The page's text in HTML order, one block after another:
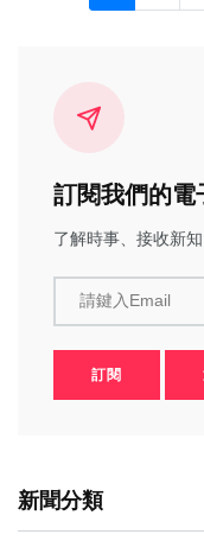
訂閱我們的電
了解時事、接收新
請鍵入Email
訂閱
新聞分類